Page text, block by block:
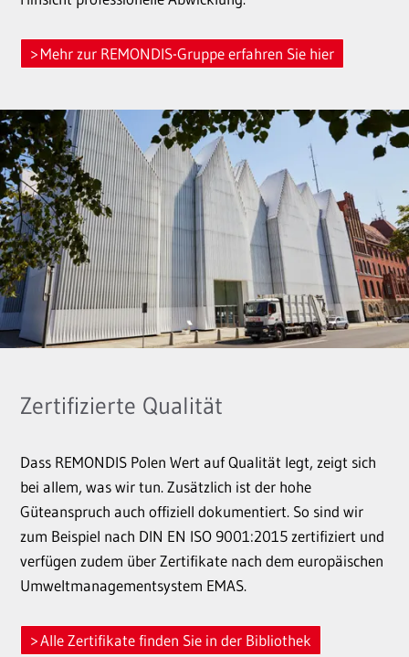
Mehr zur REMONDIS-Gruppe erfahren Sie hier
Zertifizierte Qualität
Dass REMONDIS Polen Wert auf Qualität legt, zeigt sich
bei allem, was wir tun. Zusätzlich ist der hohe
Güteanspruch auch offiziell dokumentiert. So sind wir
zum Beispiel nach DIN EN ISO 9001:2015 zertifiziert und
verfügen zudem über Zertifikate nach dem europäischen
Umweltmanagementsystem EMAS.
Alle Zertifikate finden Sie in der Bibliothek